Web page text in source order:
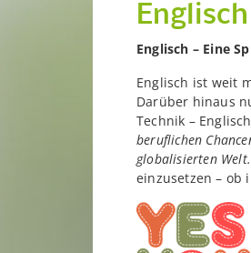
Englisch
Englisch – Eine
Englisch ist weit
Darüber hinaus
Technik –
beruflichen
globalisierten
einzusetzen – ob